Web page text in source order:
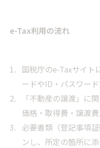
e-Tax利用の流れ
国税庁のe-Taxサイト
ードやID・パスワー
「不動産の譲渡」に
価格・取得費・譲渡
必要書類（登記事項
ンし、所定の箇所に添